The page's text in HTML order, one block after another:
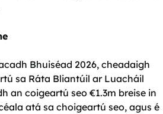
Bhuiséad 2026, cheadaigh
sa Ráta Bliantúil ar Luacháil
an coigeartú seo €1.3m breise in
atá sa choigeartú seo, agus é